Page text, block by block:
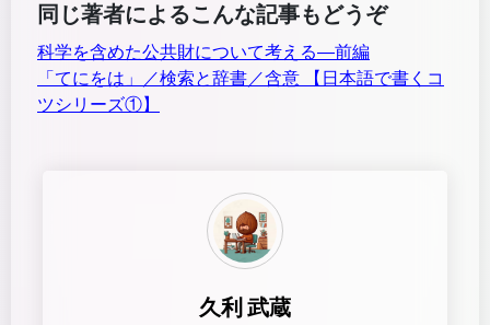
同じ著者によるこんな記事もどうぞ
科学を含めた公共財について考える―前編
「てにをは」／検索と辞書／含意 【日本語で書くコ
ツシリーズ①】
久利 武蔵